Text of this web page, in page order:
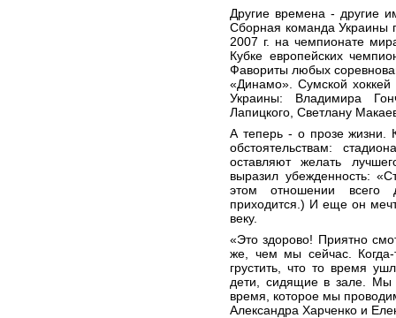
Другие времена - другие
Сборная команда Украины
2007 г. на чемпионате
Кубке европейских
Фавориты любых
«Динамо». Сумской хоккей
Украины: Владимира
Лапицкого, Светлану
А теперь - о прозе жизни.
обстоятельствам:
оставляют желать
выразил убежденность:
этом отношении всего
приходится.) И еще он
веку.
«Это здорово! Приятно
же, чем мы сейчас.
грустить, что то время
дети, сидящие в зале. Мы
время, которое мы
Александра Харченко и